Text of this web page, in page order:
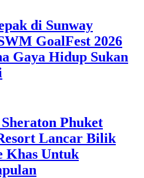
di Sunway
GoalFest 2026
Gaya Hidup Sukan
Phuket
Lancar Bilik
Khas Untuk